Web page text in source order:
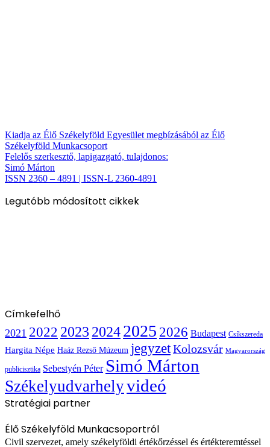
Kiadja az Élő Székelyföld Egyesület megbízásából az Élő
Székelyföld Munkacsoport
Felelős szerkesztő, lapigazgató, tulajdonos:
Simó Márton
ISSN 2360 – 4891 | ISSN-L 2360-4891
Legutóbb módosított cikkek
Címkefelhő
2021 2022 2023 20242025 2026 Budapest Csíkszereda
Hargita Népe Haáz Rezső Múzeum jegyzetKolozsvár Magyarország
publicisztika Sebestyén Péter Simó Márton
Székelyudvarhelyvideó
Stratégiai partner
Élő Székelyföld Munkacsoportról
Civil szervezet, amely székelyföldi értékőrzéssel és értékteremtéssel